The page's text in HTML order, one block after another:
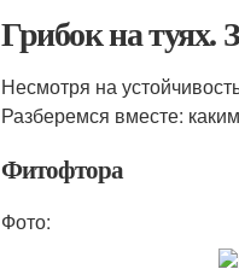
Грибок на туях.
Несмотря на
Разберемся вместе:
Фитофтора
Фото: